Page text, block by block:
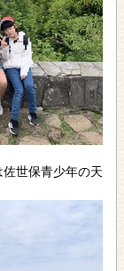
世保青少年の天